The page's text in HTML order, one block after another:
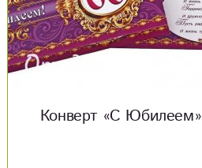
конверт «С рождением